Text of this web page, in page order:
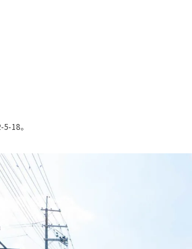
18。